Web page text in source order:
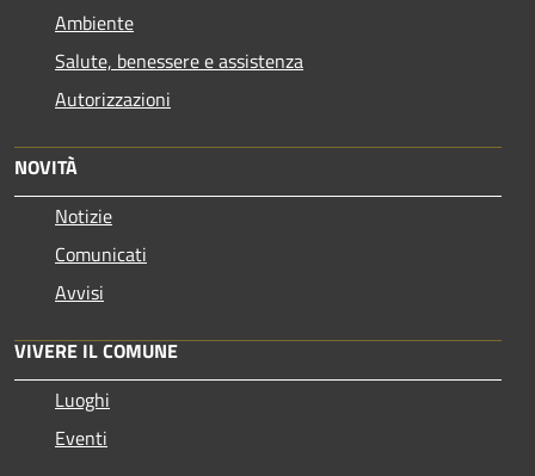
Ambiente
Salute, benessere e assistenza
Autorizzazioni
NOVITÀ
Notizie
Comunicati
Avvisi
VIVERE IL COMUNE
Luoghi
Eventi